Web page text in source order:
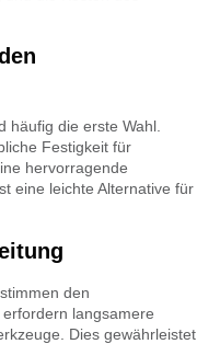
häufig die erste Wahl.
Festigkeit für
hervorragende
eine leichte Alternative für
den
langsamere
Dies gewährleistet